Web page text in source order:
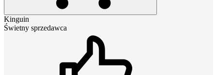
Kinguin
Świetny sprzedawca